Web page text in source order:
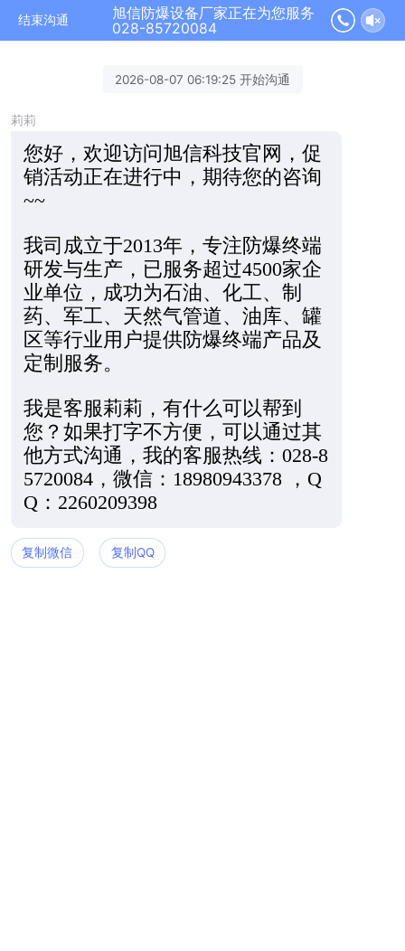
结束沟通
旭信防爆设备厂家正在为您服务
028-85720084
2026-08-07 06:19:25 开始沟通
莉莉
您好，欢迎访问旭信科技官网，促
销活动正在进行中，期待您的咨询
~~
我司成立于2013年，专注防爆终端
研发与生产，已服务超过4500家企
业单位，成功为石油、化工、制
药、军工、天然气管道、油库、罐
区等行业用户提供防爆终端产品及
定制服务。
我是客服莉莉，有什么可以帮到
您？如果打字不方便，可以通过其
他方式沟通，我的客服热线：028-8
5720084，微信：18980943378 ，Q
Q：2260209398
复制微信 复制QQ